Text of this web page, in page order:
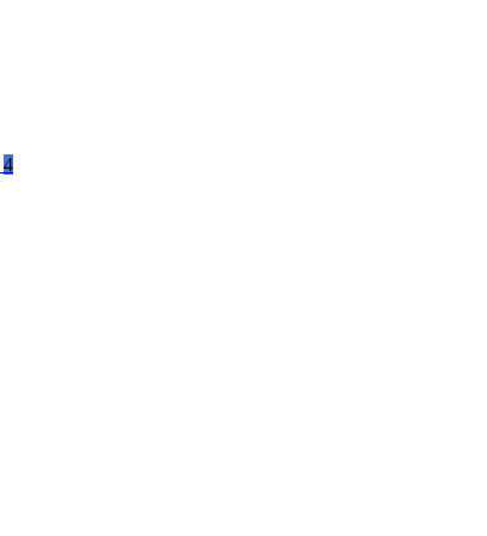
4